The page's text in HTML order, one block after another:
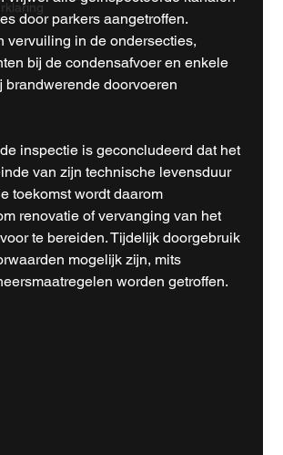
door parkers aangetroffen.
vervuiling in de ondersecties,
bij de condensafvoer en enkele
brandwerende doorvoeren
inspectie is geconcludeerd dat het
van zijn technische levensduur
toekomst wordt daarom
renovatie of vervanging van het
te bereiden. Tijdelijk doorgebruik
mogelijk zijn, mits
worden getroffen.